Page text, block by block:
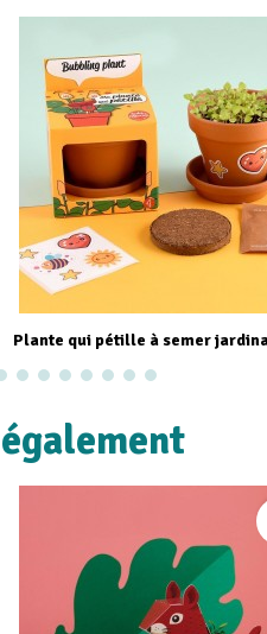
Aperçu rapide